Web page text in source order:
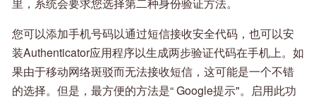
您可以添加手机号码以通过短信接收安全代码，也可以安
装Authenticator应用程序以生成两步验证代码在手机上。如
果由于移动网络斑驳而无法接收短信，这可能是一个不错
的选择。但是，最方便的方法是“ Google提示"。启用此功